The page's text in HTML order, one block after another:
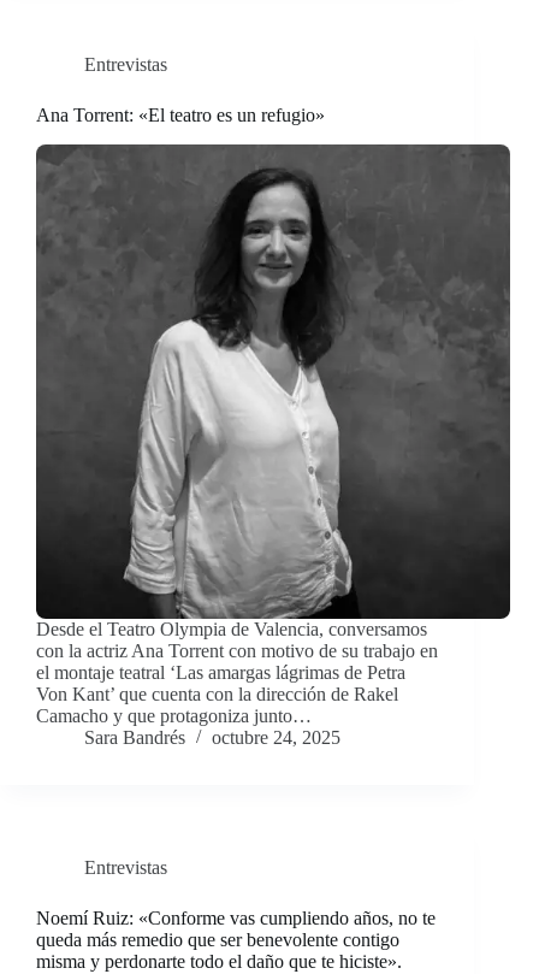
Entrevistas
Ana Torrent: «El teatro es un refugio»
Desde el Teatro Olympia de Valencia, conversamos
con la actriz Ana Torrent con motivo de su trabajo en
el montaje teatral ‘Las amargas lágrimas de Petra
Von Kant’ que cuenta con la dirección de Rakel
Camacho y que protagoniza junto…
Sara Bandrés
octubre 24, 2025
Entrevistas
Noemí Ruiz: «Conforme vas cumpliendo años, no te
queda más remedio que ser benevolente contigo
misma y perdonarte todo el daño que te hiciste».